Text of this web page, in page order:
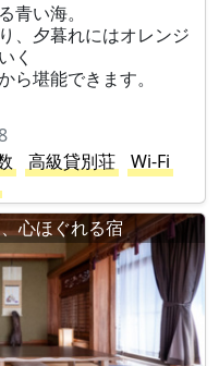
青い海。
、夕暮れにはオレンジ
く
堪能できます。
高級貸別荘
Wi-Fi
心ほぐれる宿